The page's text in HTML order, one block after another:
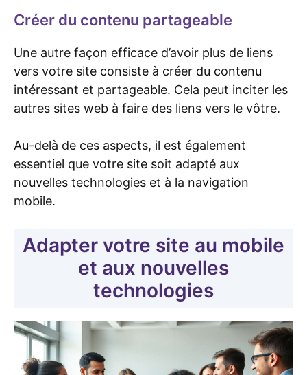
Créer du contenu partageable
Une autre façon efficace d’avoir plus de liens
vers votre site consiste à créer du contenu
intéressant et partageable. Cela peut inciter les
autres sites web à faire des liens vers le vôtre.
Au-delà de ces aspects, il est également
essentiel que votre site soit adapté aux
nouvelles technologies et à la navigation
mobile.
Adapter votre site au mobile
et aux nouvelles
technologies